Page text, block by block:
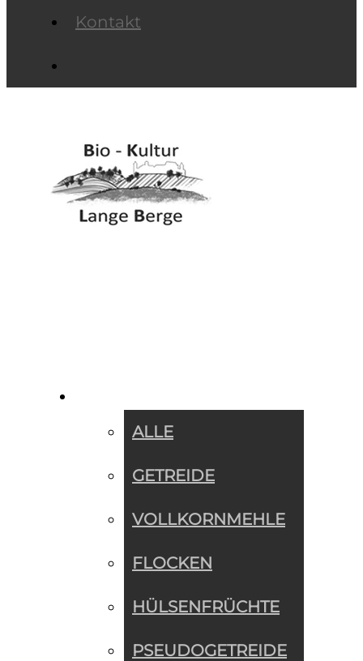
Kontakt
ALLE
GETREIDE
VOLLKORNMEHLE
FLOCKEN
HÜLSENFRÜCHTE
PSEUDOGETREIDE